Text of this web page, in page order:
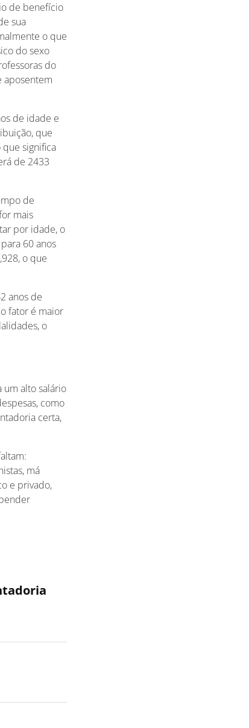
de benefício
sua
o que
do sexo
do
aposentem
de idade e
que
que significa
de 2433
de
mais
por idade, o
60 anos
o que
anos de
fator é maior
o
um alto salário
como
certa,
má
e privado,